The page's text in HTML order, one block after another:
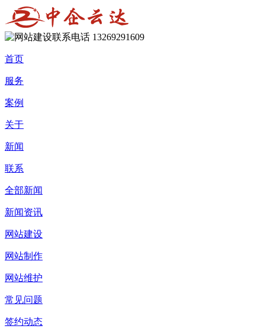
13269291609
首页
服务
案例
关于
新闻
联系
全部新闻
新闻资讯
网站建设
网站制作
网站维护
常见问题
签约动态